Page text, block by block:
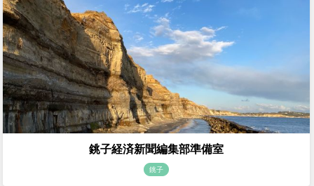
銚子経済新聞編集部準備室
銚子